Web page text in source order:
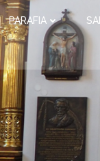
PARAFIA